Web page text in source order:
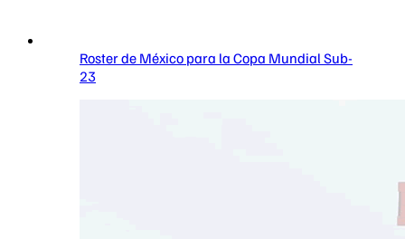
Roster de México para la Copa Mundial Sub-
23